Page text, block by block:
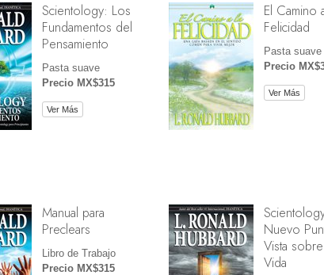
Scientology: Los
Fundamentos del
Pensamiento
Pasta suave
Precio MX$315
Ver Más
El Camino
Felicidad
Pasta suave
Precio
Ver Más
Manual para
Preclears
Libro de Trabajo
Precio MX$315
Nuevo
Vista
Vida